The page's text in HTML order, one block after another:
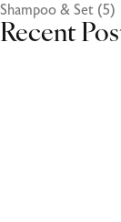
Shampoo & Set (5)
Recent